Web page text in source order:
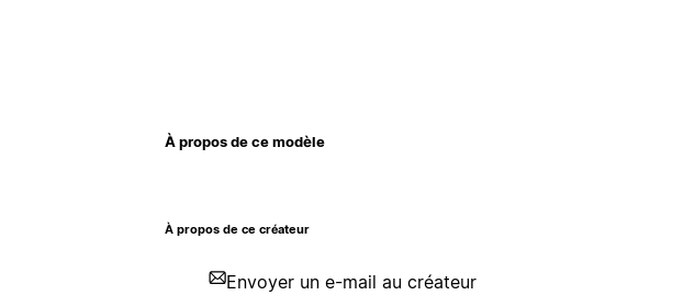
À propos de ce modèle
À propos de ce créateur
Envoyer un e-mail au créateur